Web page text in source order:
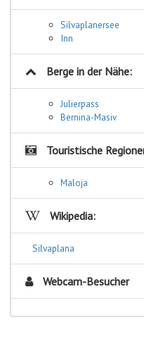
Silvaplanersee
Inn
Berge in der Nähe:
Julierpass
Bernina-Masiv
Touristische
Maloja
Wikipedia:
Silvaplana
Webcam-Besucher